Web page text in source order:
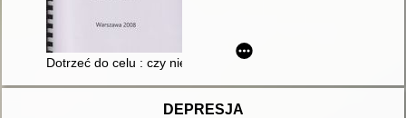
Dotrzeć do celu : czy niewidomy może zostać prezydentem?.
DEPRESJA